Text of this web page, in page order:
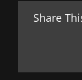
Share